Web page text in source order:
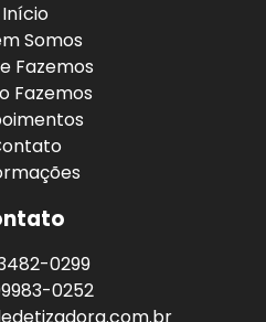
Início
Somos
Fazemos
Fazemos
0299
0252